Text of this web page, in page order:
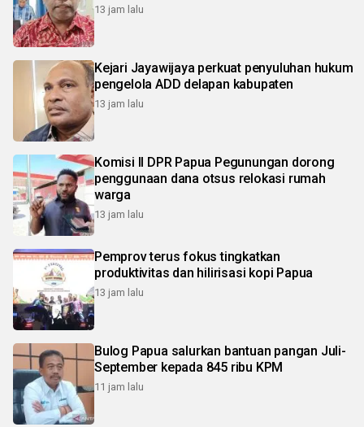
13 jam lalu
Kejari Jayawijaya perkuat penyuluhan hukum
pengelola ADD delapan kabupaten
13 jam lalu
Komisi II DPR Papua Pegunungan dorong
penggunaan dana otsus relokasi rumah
warga
13 jam lalu
Pemprov terus fokus tingkatkan
produktivitas dan hilirisasi kopi Papua
13 jam lalu
Bulog Papua salurkan bantuan pangan Juli-
September kepada 845 ribu KPM
11 jam lalu